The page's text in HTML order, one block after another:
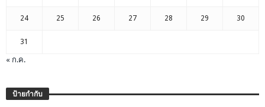
24 25 26 27 28 29 30
31
« ก.ค.
ป้ายกำกับ